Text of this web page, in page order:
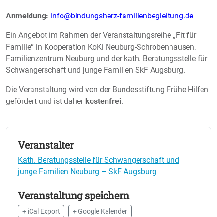
Anmeldung: info@bindungsherz-familienbegleitung.de
Ein Angebot im Rahmen der Veranstaltungsreihe „Fit für
Familie“ in Kooperation KoKi Neuburg-Schrobenhausen,
Familienzentrum Neuburg und der kath. Beratungsstelle für
Schwangerschaft und junge Familien SkF Augsburg.
Die Veranstaltung wird von der Bundesstiftung Frühe Hilfen
gefördert und ist daher kostenfrei.
Veranstalter
Kath. Beratungsstelle für Schwangerschaft und
junge Familien Neuburg – SkF Augsburg
Veranstaltung speichern
+ iCal Export + Google Kalender